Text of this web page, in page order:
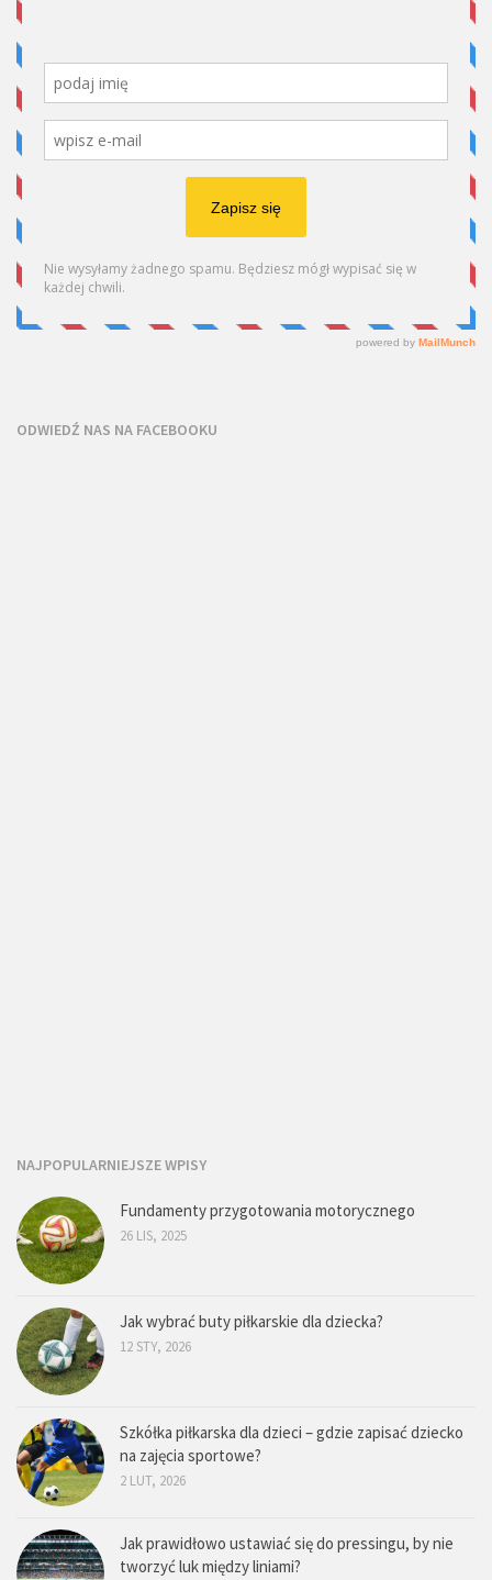
ODWIEDŹ NAS NA FACEBOOKU
NAJPOPULARNIEJSZE WPISY
Fundamenty przygotowania motorycznego
26 LIS, 2025
Jak wybrać buty piłkarskie dla dziecka?
12 STY, 2026
Szkółka piłkarska dla dzieci – gdzie zapisać dziecko
na zajęcia sportowe?
2 LUT, 2026
Jak prawidłowo ustawiać się do pressingu, by nie
tworzyć luk między liniami?